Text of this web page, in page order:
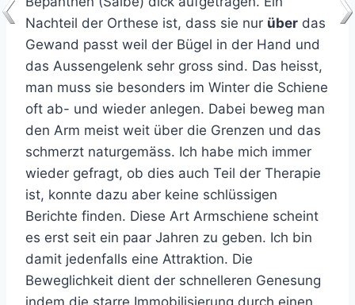
Nachteil der Orthese ist, dass sie nur über das
Gewand passt weil der Bügel in der Hand und
das Aussengelenk sehr gross sind. Das heisst,
man muss sie besonders im Winter die Schiene
oft ab- und wieder anlegen. Dabei beweg man
den Arm meist weit über die Grenzen und das
schmerzt naturgemäss. Ich habe mich immer
wieder gefragt, ob dies auch Teil der Therapie
ist, konnte dazu aber keine schlüssigen
Berichte finden. Diese Art Armschiene scheint
es erst seit ein paar Jahren zu geben. Ich bin
damit jedenfalls eine Attraktion. Die
Beweglichkeit dient der schnelleren Genesung